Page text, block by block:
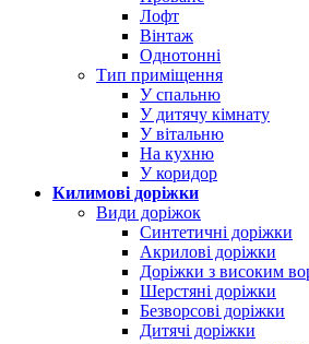
Лофт
Вінтаж
Однотонні
Тип приміщення
У спальню
У дитячу кімнату
У вітальню
На кухню
У коридор
Килимові доріжки
Види доріжок
Синтетичні доріжки
Акрилові доріжки
Доріжки з високим
Шерстяні доріжки
Безворсові доріжки
Дитячі доріжки